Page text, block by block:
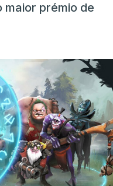
maior prémio de